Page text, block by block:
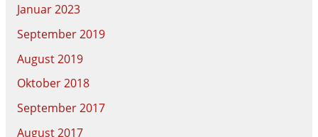
Januar 2023
September 2019
August 2019
Oktober 2018
September 2017
August 2017